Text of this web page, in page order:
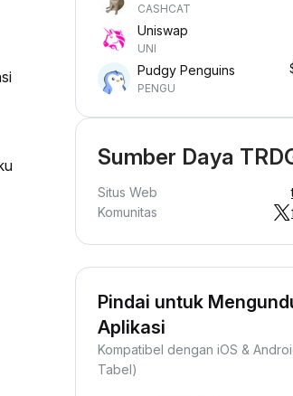
CASHCAT
Uniswap
UNI
Pudgy Penguins
PENGU
Sumber Daya
Situs Web
Komunitas
Pindai untuk
Aplikasi
Kompatibel dengan iOS &
Tabel)